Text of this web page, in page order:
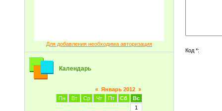
Для добавления необходима авторизация
Календарь
« Январь 2012 »
Пн
Вт Ср Чт Пт Сб
Вс
1
Код *: